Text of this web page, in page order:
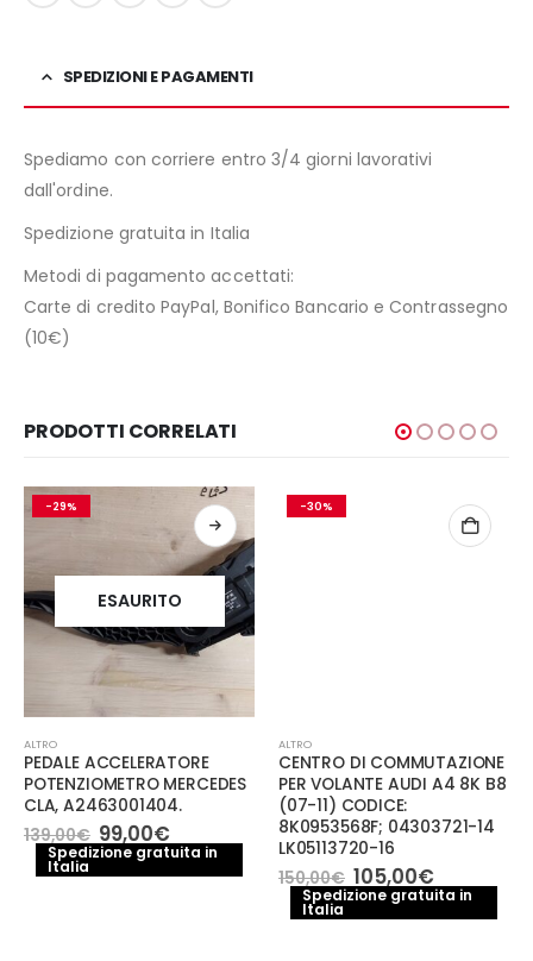
SPEDIZIONI E PAGAMENTI
Spediamo con corriere entro 3/4 giorni lavorativi
dall'ordine.
Spedizione gratuita in Italia
Metodi di pagamento accettati:
Carte di credito PayPal, Bonifico Bancario e Contrassegno
(10€)
PRODOTTI CORRELATI
-29%
ESAURITO
ALTRO
PEDALE ACCELERATORE
POTENZIOMETRO MERCEDES
CLA, A2463001404.
139,00€ Il
prezzo
originale
99,00€Il
prezzo
attuale
Spedizione gratuita in
Italia
-30%
ALTRO
CENTRO DI COMMUTAZIONE
PER VOLANTE AUDI A4 8K B8
(07-11) CODICE:
8K0953568F; 04303721-14
LK05113720-16
150,00€ Il
prezzo
originale
105,00€Il
prezzo
attuale
Spedizione gratuita in
Italia